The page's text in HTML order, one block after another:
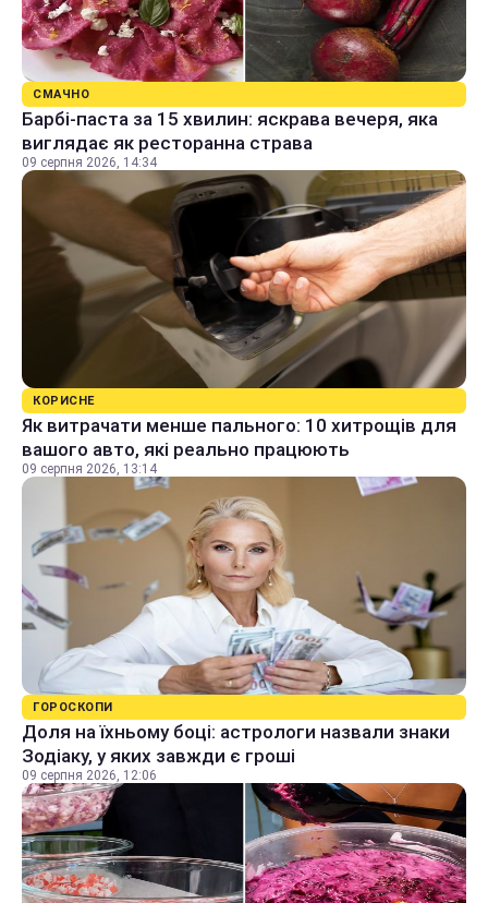
СМАЧНО
Барбі-паста за 15 хвилин: яскрава вечеря, яка
виглядає як ресторанна страва
09 серпня 2026, 14:34
КОРИСНЕ
Як витрачати менше пального: 10 хитрощів для
вашого авто, які реально працюють
09 серпня 2026, 13:14
ГОРОСКОПИ
Доля на їхньому боці: астрологи назвали знаки
Зодіаку, у яких завжди є гроші
09 серпня 2026, 12:06